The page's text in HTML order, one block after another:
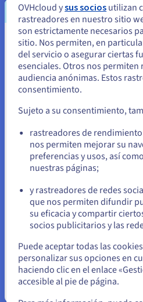
Data Platform
Cree y despliegue sus
tiempo récord con una
colaborativa y accesible a
Descubrir Data Platform
Explore la informática cuántica
unificada: simula, prueba y
emuladores y QPU fácilmente.
Descubrir Quantum as a
Identidad, seguridad y
Proteja, gestione y monitorice
OVHcloud
Parece que está
Unidos
Si quiere hacer un pedido desde
el sitio web adecuado y crear una
us.ovhcloud.com/
Inglés
Permanezca en el sitio
OVHcloud ysus socios utilizan
rastreadores en nuestro sitio
son estrictamente necesarios
sitio. Nos permiten, en
del servicio o asegurar ciertas
esenciales. Otros nos
audiencia anónimas. Estos
consentimiento.
Sujeto a su consentimiento,
rastreadores de
nos permiten mejorar su
preferencias y usos, así
nuestras páginas;
y rastreadores de redes
que nos permiten difundir
su eficacia y compartir
socios publicitarios y las
Puede aceptar todas las
personalizar sus opciones en
haciendo clic en el enlace
accesible al pie de página.